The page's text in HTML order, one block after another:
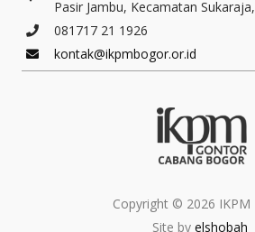
Pasir Jambu, Kecamatan
081717 21 1926
kontak@ikpmbogor.or.id
Copyright © 2026
Site by elshobah